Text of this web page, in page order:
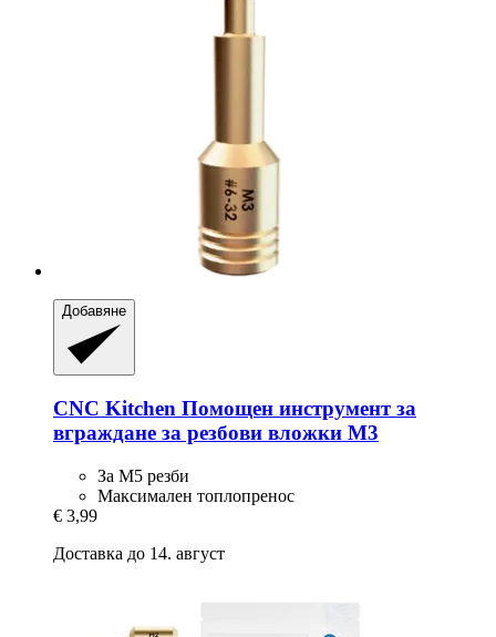
Добавяне
CNC Kitchen Помощен инструмент за
вграждане за резбови вложки M3
За M5 резби
Максимален топлопренос
€ 3,99
Доставка до 14. август